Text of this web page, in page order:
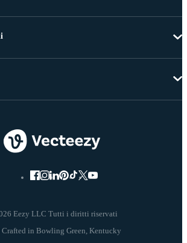
Eezy LLC Tutti i diritti riservati